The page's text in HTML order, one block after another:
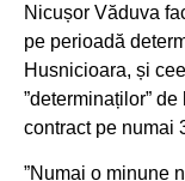
Nicușor Văduva
pe perioadă
Husnicioara, și
”determinaților”
contract pe numai
”Numai o minune